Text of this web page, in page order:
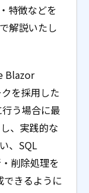
特徴などを
解説いたし
Blazor
を採用した
う場合に最
、実践的な
、SQL
削除処理を
きるように